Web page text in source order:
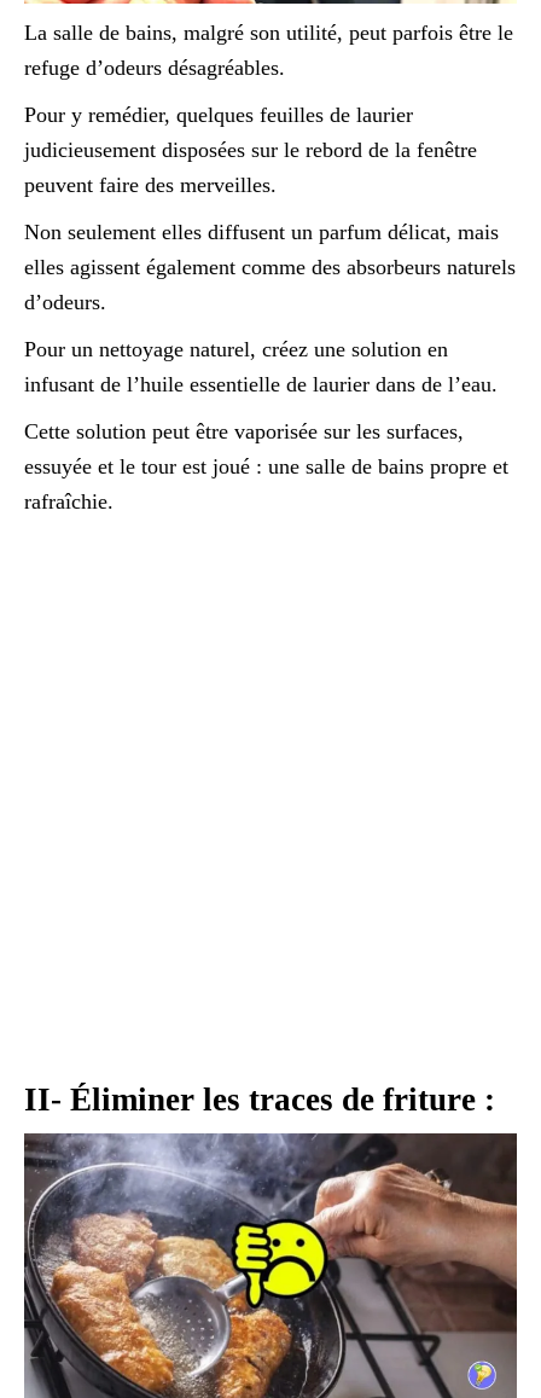
La salle de bains, malgré son utilité, peut parfois être le
refuge d’odeurs désagréables.
Pour y remédier, quelques feuilles de laurier
judicieusement disposées sur le rebord de la fenêtre
peuvent faire des merveilles.
Non seulement elles diffusent un parfum délicat, mais
elles agissent également comme des absorbeurs naturels
d’odeurs.
Pour un nettoyage naturel, créez une solution en
infusant de l’huile essentielle de laurier dans de l’eau.
Cette solution peut être vaporisée sur les surfaces,
essuyée et le tour est joué : une salle de bains propre et
rafraîchie.
II- Éliminer les traces de friture :